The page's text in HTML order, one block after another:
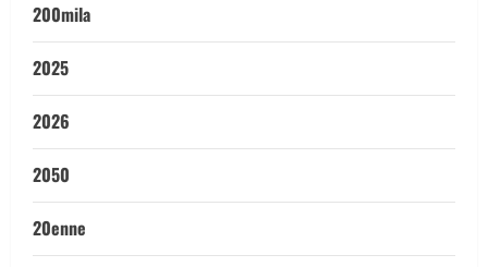
200mila
2025
2026
2050
20enne